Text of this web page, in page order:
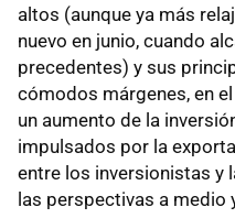
altos (aunque ya más
nuevo en junio, cuando
precedentes) y sus
cómodos márgenes, en
un aumento de la
impulsados ​​por la
entre los inversionistas y
las perspectivas a medio